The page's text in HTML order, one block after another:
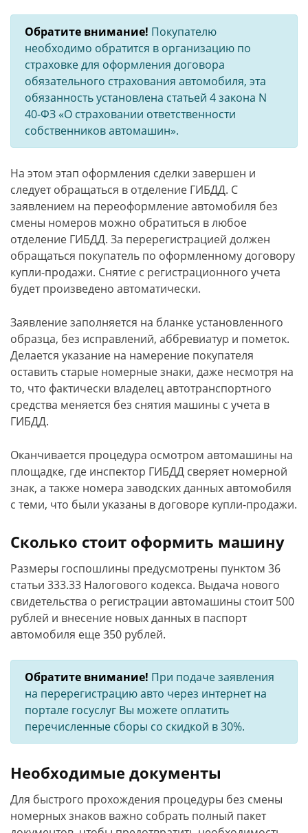
Обратите внимание! Покупателю
необходимо обратится в организацию по
страховке для оформления договора
обязательного страхования автомобиля, эта
обязанность установлена статьей 4 закона N
40-ФЗ «О страховании ответственности
собственников автомашин».
На этом этап оформления сделки завершен и
следует обращаться в отделение ГИБДД. С
заявлением на переоформление автомобиля без
смены номеров можно обратиться в любое
отделение ГИБДД. За перерегистрацией должен
обращаться покупатель по оформленному договору
купли-продажи. Снятие с регистрационного учета
будет произведено автоматически.
Заявление заполняется на бланке установленного
образца, без исправлений, аббревиатур и пометок.
Делается указание на намерение покупателя
оставить старые номерные знаки, даже несмотря на
то, что фактически владелец автотранспортного
средства меняется без снятия машины с учета в
ГИБДД.
Оканчивается процедура осмотром автомашины на
площадке, где инспектор ГИБДД сверяет номерной
знак, а также номера заводских данных автомобиля
с теми, что были указаны в договоре купли-продажи.
Сколько стоит оформить машину
Размеры госпошлины предусмотрены пунктом 36
статьи 333.33 Налогового кодекса. Выдача нового
свидетельства о регистрации автомашины стоит 500
рублей и внесение новых данных в паспорт
автомобиля еще 350 рублей.
Обратите внимание! При подаче заявления
на перерегистрацию авто через интернет на
портале госуслуг Вы можете оплатить
перечисленные сборы со скидкой в 30%.
Необходимые документы
Для быстрого прохождения процедуры без смены
номерных знаков важно собрать полный пакет